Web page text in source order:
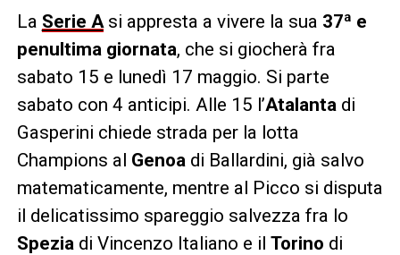
La Serie Asi appresta a vivere la sua 37ª e
penultima giornata, che si giocherà fra
sabato 15 e lunedì 17 maggio. Si parte
sabato con 4 anticipi. Alle 15 l’Atalanta di
Gasperini chiede strada per la lotta
Champions al Genoa di Ballardini, già salvo
matematicamente, mentre al Picco si disputa
il delicatissimo spareggio salvezza fra lo
Spezia di Vincenzo Italiano e il Torino di